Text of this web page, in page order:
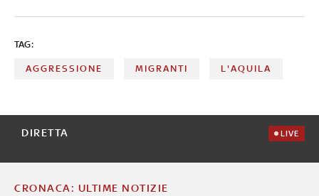
TAG:
AGGRESSIONE MIGRANTI L'AQUILA
DIRETTA LIVE
CRONACA: ULTIME NOTIZIE